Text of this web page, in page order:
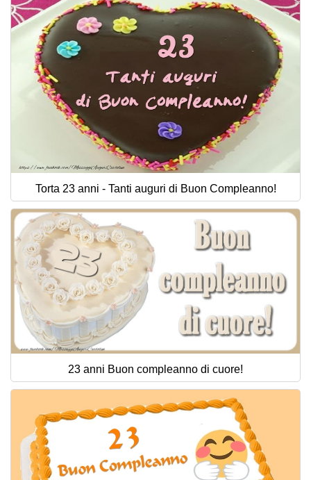
Torta 23 anni - Tanti auguri di Buon Compleanno!
23 anni Buon compleanno di cuore!